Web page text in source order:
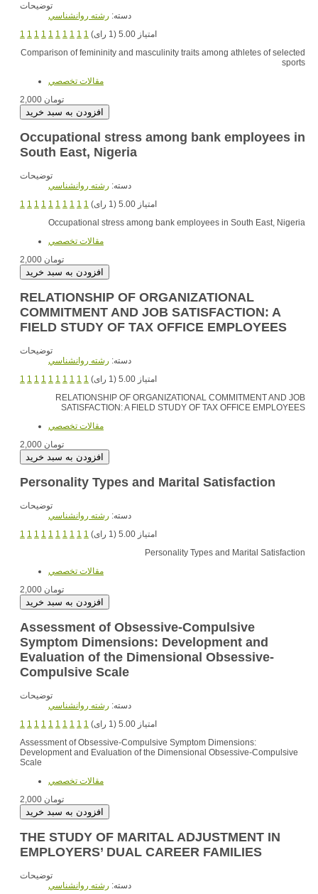
توضیحات
دسته: رشته روانشناسي
1 1 1 1 1 1 1 1 1 1
امتیاز 5.00 (1 رای)
Comparison of femininity and masculinity traits among athletes of selected
sports
مقالات تخصصي
2,000 تومان
Occupational stress among bank employees in
South East, Nigeria
توضیحات
دسته: رشته روانشناسي
1 1 1 1 1 1 1 1 1 1
امتیاز 5.00 (1 رای)
Occupational stress among bank employees in South East, Nigeria
مقالات تخصصي
2,000 تومان
RELATIONSHIP OF ORGANIZATIONAL
COMMITMENT AND JOB SATISFACTION: A
FIELD STUDY OF TAX OFFICE EMPLOYEES
توضیحات
دسته: رشته روانشناسي
1 1 1 1 1 1 1 1 1 1
امتیاز 5.00 (1 رای)
RELATIONSHIP OF ORGANIZATIONAL COMMITMENT AND JOB
SATISFACTION: A FIELD STUDY OF TAX OFFICE EMPLOYEES
مقالات تخصصي
2,000 تومان
Personality Types and Marital Satisfaction
توضیحات
دسته: رشته روانشناسي
1 1 1 1 1 1 1 1 1 1
امتیاز 5.00 (1 رای)
Personality Types and Marital Satisfaction
مقالات تخصصي
2,000 تومان
Assessment of Obsessive-Compulsive
Symptom Dimensions: Development and
Evaluation of the Dimensional Obsessive-
Compulsive Scale
توضیحات
دسته: رشته روانشناسي
1 1 1 1 1 1 1 1 1 1
امتیاز 5.00 (1 رای)
Assessment of Obsessive-Compulsive Symptom Dimensions:
Development and Evaluation of the Dimensional Obsessive-Compulsive
Scale
مقالات تخصصي
2,000 تومان
THE STUDY OF MARITAL ADJUSTMENT IN
EMPLOYERS’ DUAL CAREER FAMILIES
توضیحات
دسته: رشته روانشناسي